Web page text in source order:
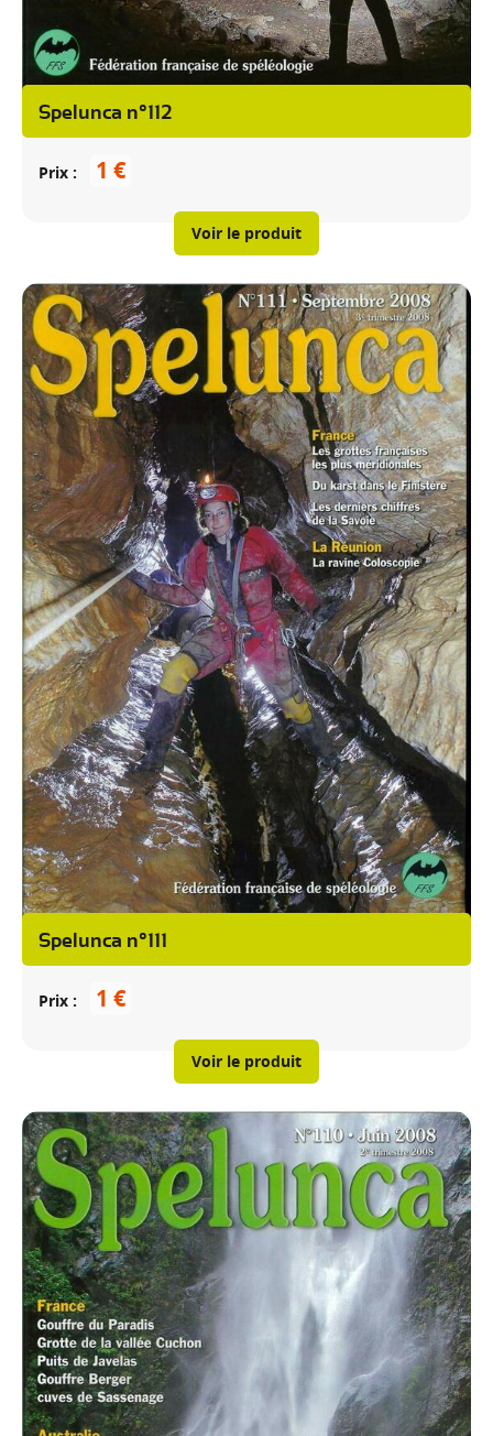
Spelunca n°112
Prix 1 €
Voir le produit
Spelunca n°111
Prix 1 €
Voir le produit